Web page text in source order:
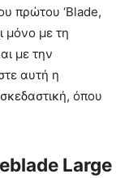
πρώτου ‘Blade,
μόνο με τη
με την
αυτή η
όπου
Large